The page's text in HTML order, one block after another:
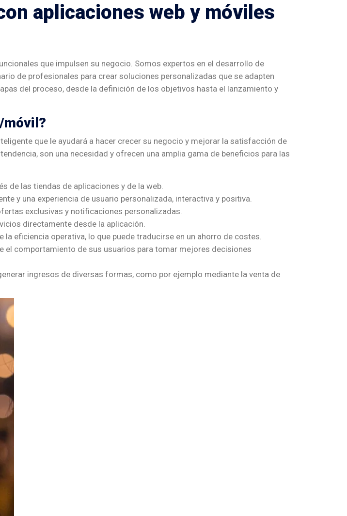
aplicaciones web y móviles
que impulsen su negocio. Somos expertos en el desarrollo de
de profesionales para crear soluciones personalizadas que se adapten
del proceso, desde la definición de los objetivos hasta el lanzamiento y
móvil?
que le ayudará a hacer crecer su negocio y mejorar la satisfacción de
son una necesidad y ofrecen una amplia gama de beneficios para las
de las tiendas de aplicaciones y de la web.
y una experiencia de usuario personalizada, interactiva y positiva.
exclusivas y notificaciones personalizadas.
directamente desde la aplicación.
eficiencia operativa, lo que puede traducirse en un ahorro de costes.
el comportamiento de sus usuarios para tomar mejores decisiones
ingresos de diversas formas, como por ejemplo mediante la venta de